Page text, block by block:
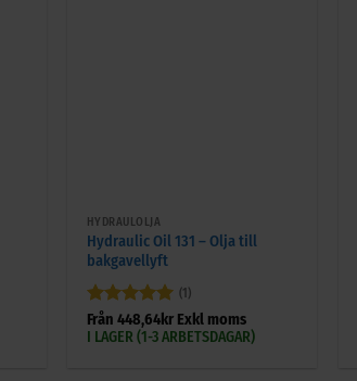
HYDRAULOLJA
Hydraulic Oil 131 – Olja till
bakgavellyft
Betygsatt5
av 5
(1)
Från 448,64krExkl moms
I LAGER (1-3 ARBETSDAGAR)